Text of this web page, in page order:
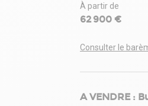
À partir de
62 900 €
Consulter le
A VENDRE :